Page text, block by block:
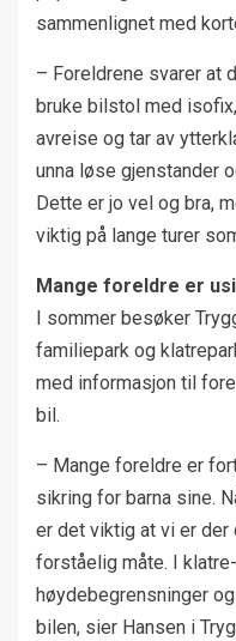
sammenlignet med
– Foreldrene svarer at
bruke bilstol med
avreise og tar av
unna løse gjenstander
Dette er jo vel og bra,
viktig på lange turer
Mange foreldre er
I sommer besøker
familiepark og
med informasjon til
bil.
– Mange foreldre er
sikring for barna sine.
er det viktig at vi er
forståelig måte. I
høydebegrensninger
bilen, sier Hansen i